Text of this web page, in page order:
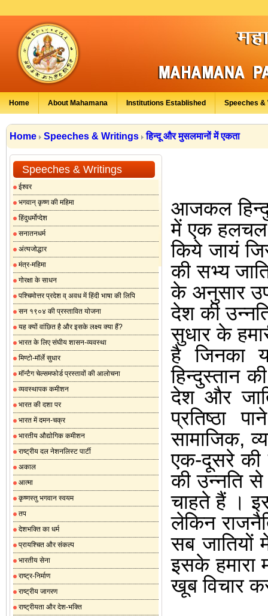
Home About Mahamana Institutions Established Speeches &
Home Speeches & Writings हिन्दू और मुसलमानों में एकता
Speeches & Writings
ईश्वर
भगवान् कृष्ण की महिमा
हिंदुधर्मोप्देश
सनातनधर्म
अंत्यजोद्धार
मंत्र-महिमा
गोरक्षा के साधन
पश्चिमोत्तर प्रदेश व् अवध में हिंदी भाषा की लिपि
सन १९०४ की प्रस्तावित योजना
यह क्यों वांछित है और इसके लक्ष्य क्या हैं?
भारत के लिए संघीय शासन-व्यवस्था
मिण्टो-मॉर्ले सुधार
मॉन्टैग चेल्समफोर्ड प्रस्तावों की आलोचना
व्यवस्थापक कमीशन
भारत की दशा पर
भारत में दमन-चक्र
भारतीय औद्योगिक कमीशन
राष्ट्रीय दल नेशनलिस्ट पार्टी
अकाल
आत्मा
कृष्णस्तु भगवान स्वयम
तप
देशभक्ति का धर्म
प्रायश्चित और संकल्प
भारतीय सेना
राष्ट्र-निर्माण
राष्ट्रीय जागरण
राष्ट्रीयता और देश-भक्ति
आजकल
में एक हलचल
किये जायं
की सभ्य
के अनुसार
देश की
सुधार के
है जिनका
हिन्दुस्तान की
देश और
प्रतिष्ठा
पाने
सामाजिक,
एक-दूसरे की
की उन्नति से
चाहते हैं।
लेकिन
सब जातियों
इसके हमारा
खूब विचार